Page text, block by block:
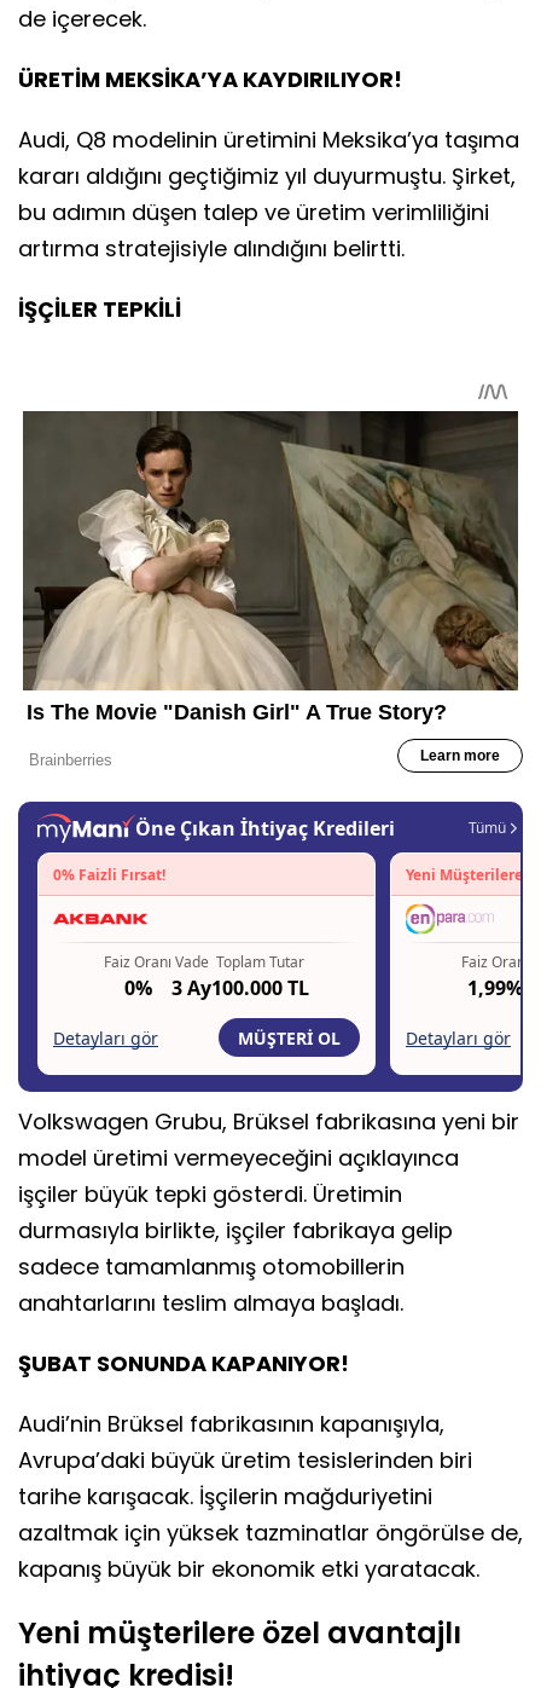
de içerecek.
ÜRETİM MEKSİKA’YA KAYDIRILIYOR!
Audi, Q8 modelinin üretimini Meksika’ya taşıma
kararı aldığını geçtiğimiz yıl duyurmuştu. Şirket,
bu adımın düşen talep ve üretim verimliliğini
artırma stratejisiyle alındığını belirtti.
İŞÇİLER TEPKİLİ
Volkswagen Grubu, Brüksel fabrikasına yeni bir
model üretimi vermeyeceğini açıklayınca
işçiler büyük tepki gösterdi. Üretimin
durmasıyla birlikte, işçiler fabrikaya gelip
sadece tamamlanmış otomobillerin
anahtarlarını teslim almaya başladı.
ŞUBAT SONUNDA KAPANIYOR!
Audi’nin Brüksel fabrikasının kapanışıyla,
Avrupa’daki büyük üretim tesislerinden biri
tarihe karışacak. İşçilerin mağduriyetini
azaltmak için yüksek tazminatlar öngörülse de,
kapanış büyük bir ekonomik etki yaratacak.
Yeni müşterilere özel avantajlı
ihtiyaç kredisi!